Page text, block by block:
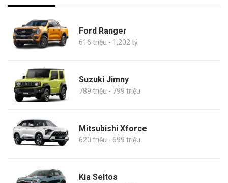
Ford Ranger
616 triệu - 1,202 tỷ
Suzuki Jimny
789 triệu - 799 triệu
Mitsubishi Xforce
620 triệu - 699 triệu
Kia Seltos